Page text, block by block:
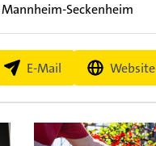
Mannheim-Seckenheim
E-Mail Website